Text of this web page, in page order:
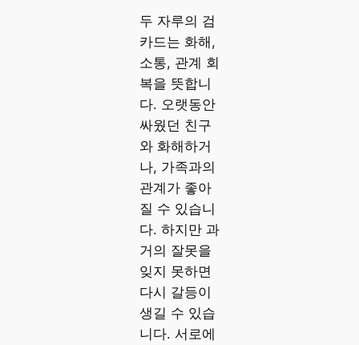
두 자루의 검
카드는 화해,
소통, 관계 회
복을 뜻합니
다. 오랫동안
싸웠던 친구
와 화해하거
나, 가족과의
관계가 좋아
질 수 있습니
다. 하지만 과
거의 잘못을
잊지 못하면
다시 갈등이
생길 수 있습
니다. 서로에